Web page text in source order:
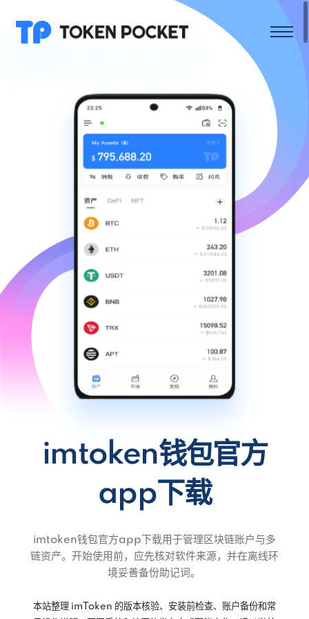
imtoken钱包官方
app下载
imtoken钱包官方app下载用于管理区块链账户与多
链资产。开始使用前，应先核对软件来源，并在离线环
境妥善备份助记词。
本站整理 imToken 的版本核验、安装前检查、账户备份和常